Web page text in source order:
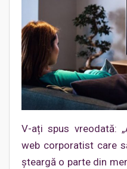
V-ați spus vreodată:
web corporatist care
șteargă o parte din